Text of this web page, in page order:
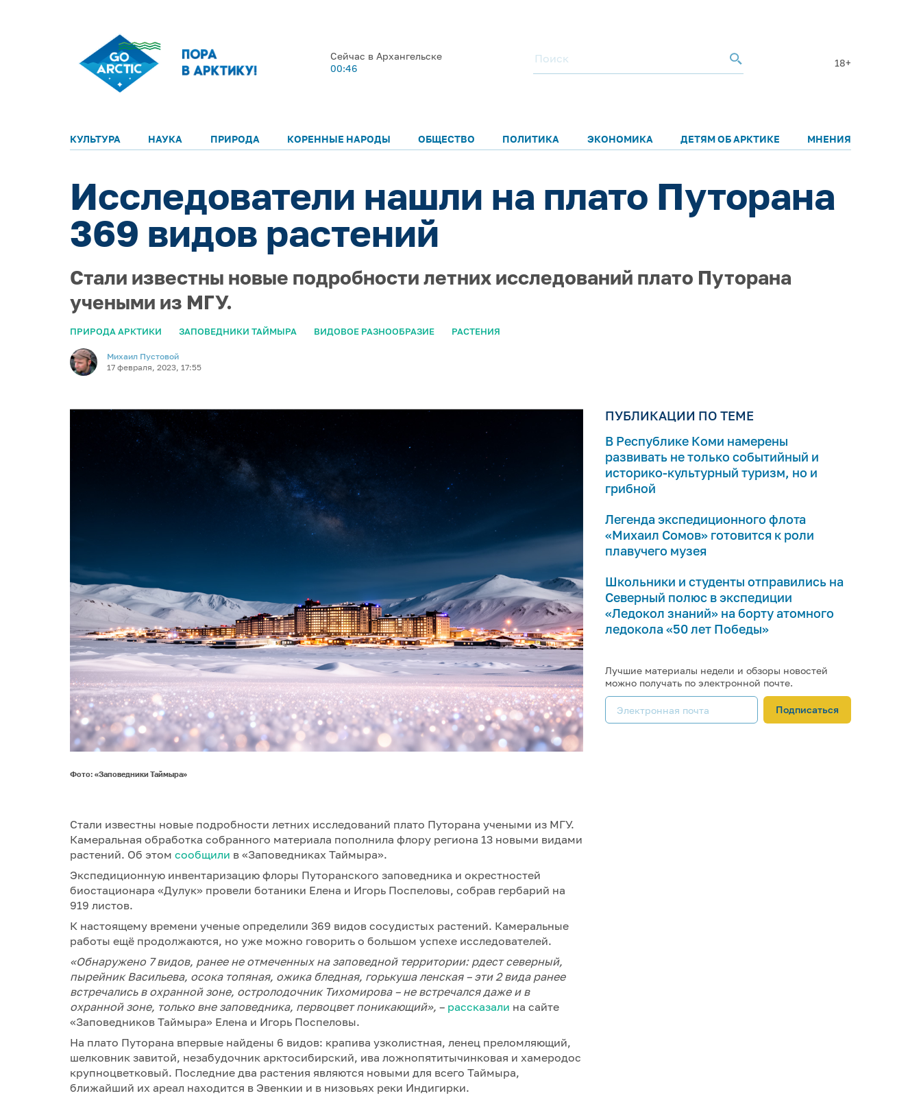
Сейчас в Архангельске
00:46
18+
КУЛЬТУРА НАУКА ПРИРОДА КОРЕННЫЕ НАРОДЫ ОБЩЕСТВО ПОЛИТИКА ЭКОНОМИКА ДЕТЯМ ОБ АРКТИКЕ МНЕНИЯ
Исследователи нашли на плато Путорана
369 видов растений
Стали известны новые подробности летних исследований плато Путорана
учеными из МГУ.
ПРИРОДА АРКТИКИ ЗАПОВЕДНИКИ ТАЙМЫРА ВИДОВОЕ РАЗНООБРАЗИЕ РАСТЕНИЯ
Михаил Пустовой
17 февраля, 2023, 17:55
Фото: «Заповедники Таймыра»
Стали известны новые подробности летних исследований плато Путорана учеными из МГУ.
Камеральная обработка собранного материала пополнила флору региона 13 новыми видами
растений. Об этом сообщили в «Заповедниках Таймыра».
Экспедиционную инвентаризацию флоры Путоранского заповедника и окрестностей
биостационара «Дулук» провели ботаники Елена и Игорь Поспеловы, собрав гербарий на
919 листов.
К настоящему времени ученые определили 369 видов сосудистых растений. Камеральные
работы ещё продолжаются, но уже можно говорить о большом успехе исследователей.
«Обнаружено 7 видов, ранее не отмеченных на заповедной территории: рдест северный,
пырейник Васильева, осока топяная, ожика бледная, горькуша ленская – эти 2 вида ранее
встречались в охранной зоне, остролодочник Тихомирова – не встречался даже и в
охранной зоне, только вне заповедника, первоцвет поникающий», – рассказали на сайте
«Заповедников Таймыра» Елена и Игорь Поспеловы.
На плато Путорана впервые найдены 6 видов: крапива узколистная, ленец преломляющий,
шелковник завитой, незабудочник арктосибирский, ива ложнопятитычинковая и хамеродос
крупноцветковый. Последние два растения являются новыми для всего Таймыра,
ближайший их ареал находится в Эвенкии и в низовьях реки Индигирки.
ПУБЛИКАЦИИ ПО ТЕМЕ
В Республике Коми намерены
развивать не только событийный и
историко-культурный туризм, но и
грибной
Легенда экспедиционного флота
«Михаил Сомов» готовится к роли
плавучего музея
Школьники и студенты отправились на
Северный полюс в экспедиции
«Ледокол знаний» на борту атомного
ледокола «50 лет Победы»
Лучшие материалы недели и обзоры новостей
можно получать по электронной почте.
Подписаться